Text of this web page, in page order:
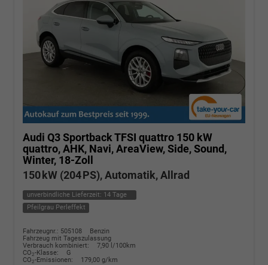
Audi Q3 SportbackTFSI quattro 150 kW
quattro, AHK, Navi, AreaView, Side, Sound,
Winter, 18-Zoll
150 kW (204 PS), Automatik, Allrad
unverbindliche Lieferzeit: 14 Tage
Pfeilgrau Perleffekt
Fahrzeugnr.: 505108
Benzin
Fahrzeug mit Tageszulassung
Verbrauch kombiniert:
7,90 l/100km
CO2-Klasse:
G
CO2-Emissionen: 179,00 g/km